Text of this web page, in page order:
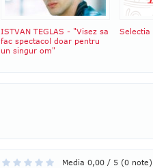
ISTVAN TEGLAS - "Visez sa
fac spectacol doar pentru
un singur om"
Selectia
Media 0,00 / 5 (0 note)